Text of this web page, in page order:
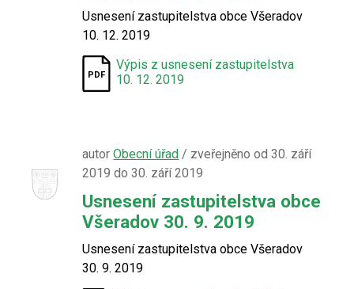
Usnesení zastupitelstva obce Všeradov
10. 12. 2019
Výpis z usnesení zastupitelstva
10. 12. 2019
autorObecní úřad / zveřejněno od 30. září
2019 do 30. září 2019
Usnesení zastupitelstva obce
Všeradov 30. 9. 2019
Usnesení zastupitelstva obce Všeradov
30. 9. 2019